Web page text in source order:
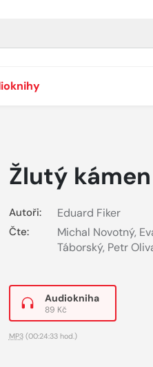
Žlutý kámen
Autoři: Eduard Fiker
Čte: Michal Novotný,
Táborský, Petr
Audiokniha
89 Kč
MP3(00:24:33 hod.)